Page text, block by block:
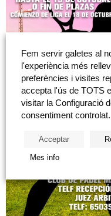
Fem servir galetes al
l'experiència més
preferències i visites
accepta l'ús de TOTS
visitar la Configuració
consentiment controlat.
Acceptar
Mes info